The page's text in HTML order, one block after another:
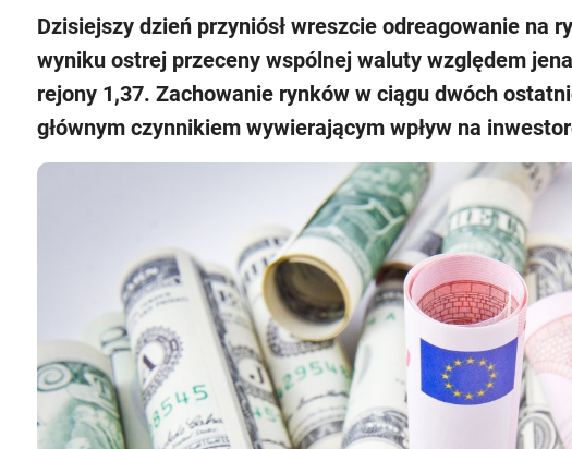
Dzisiejszy dzień przyniósł wreszcie odreagowanie na
wyniku ostrej przeceny wspólnej waluty względem
rejony 1,37. Zachowanie rynków w ciągu dwóch
głównym czynnikiem wywierającym wpływ na